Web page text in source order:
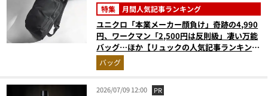
特集 月間人気記事ランキング
ユニクロ「本業メーカー顔負け」奇跡の4,990
円、ワークマン「2,500円は反則級」凄い万能
バッグ…ほか【リュックの人気記事ランキング
ベスト3】（2026年6月版）
バッグ
2026/07/09 12:00 PR